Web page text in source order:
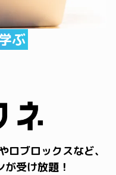
ぶ
ロブロックスなど、
受け放題！